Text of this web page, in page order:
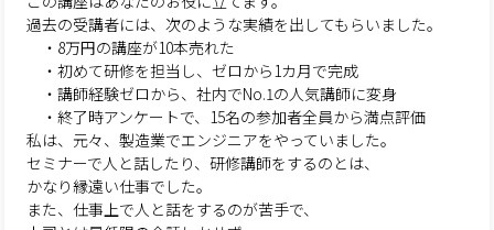
過去の受講者には、次のような実績を出してもらいました。
・8万円の講座が10本売れた
・初めて研修を担当し、ゼロから1カ月で完成
・講師経験ゼロから、社内でNo.1の人気講師に変身
・終了時アンケートで、15名の参加者全員から満点評価
私は、元々、製造業でエンジニアをやっていました。
セミナーで人と話したり、研修講師をするのとは、
かなり縁遠い仕事でした。
また、仕事上で人と話をするのが苦手で、